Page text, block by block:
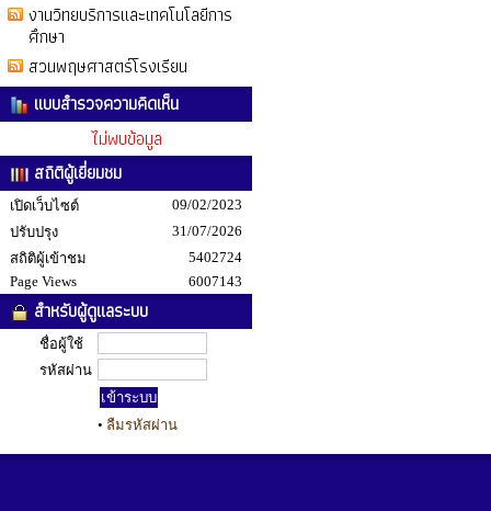
งานวิทยบริการและเทคโนโลยีการ
ศึกษา
สวนพฤษศาสตร์โรงเรียน
แบบสำรวจความคิดเห็น
ไม่พบข้อมูล
สถิติผู้เยี่ยมชม
เปิดเว็บไซต์
09/02/2023
ปรับปรุง
31/07/2026
สถิติผู้เข้าชม
5402724
Page Views
6007143
สำหรับผู้ดูแลระบบ
ชื่อผู้ใช้
รหัสผ่าน
• ลืมรหัสผ่าน